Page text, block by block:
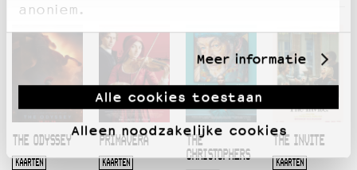
anoniem.
Meer informatie
Alle cookies toestaan
Alleen noodzakelijke cookies
THE ODYSSEY
KAARTEN
PRIMAVERA
KAARTEN
THE
CHRISTOPHERS
THE INVITE
KAARTEN